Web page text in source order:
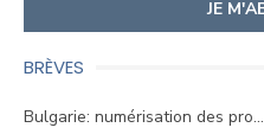
BRÈVES
Bulgarie: numérisation des pro…